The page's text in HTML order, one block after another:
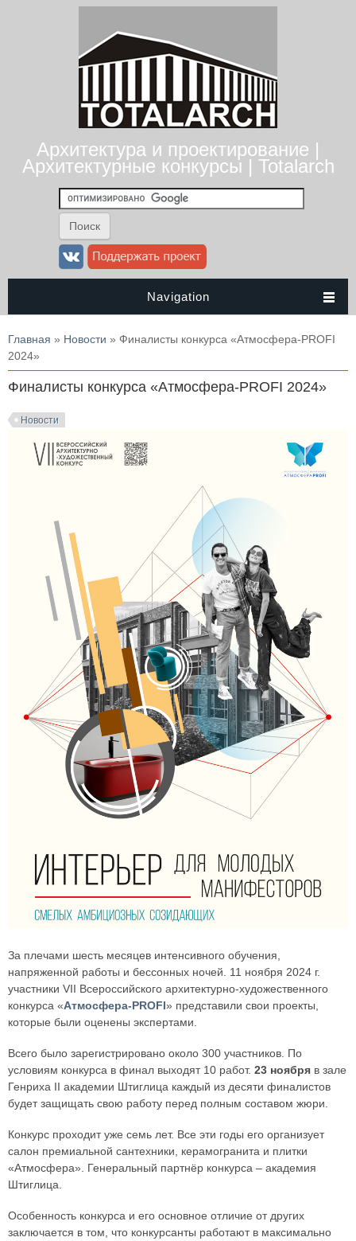
Архитектура и проектирование |
Архитектурные конкурсы | Totalarch
Navigation
Вы здесь
Главная » Новости » Финалисты конкурса «Атмосфера-PROFI
2024»
Финалисты конкурса «Атмосфера-PROFI 2024»
Новости
За плечами шесть месяцев интенсивного обучения,
напряженной работы и бессонных ночей. 11 ноября 2024 г.
участники VII Всероссийского архитектурно-художественного
конкурса «Атмосфера-PROFI» представили свои проекты,
которые были оценены экспертами.
Всего было зарегистрировано около 300 участников. По
условиям конкурса в финал выходят 10 работ. 23 ноября в зале
Генриха II академии Штиглица каждый из десяти финалистов
будет защищать свою работу перед полным составом жюри.
Конкурс проходит уже семь лет. Все эти годы его организует
салон премиальной сантехники, керамогранита и плитки
«Атмосфера». Генеральный партнёр конкурса – академия
Штиглица.
Особенность конкурса и его основное отличие от других
заключается в том, что конкурсанты работают в максимально